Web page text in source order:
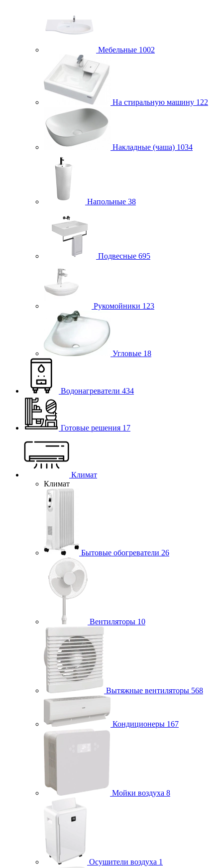
Мебельные 1002
На стиральную машину 122
Накладные (чаша) 1034
Напольные 38
Подвесные 695
Рукомойники 123
Угловые 18
Водонагреватели 434
Готовые решения 17
Климат
Климат
Бытовые обогреватели 26
Вентиляторы 10
Вытяжные вентиляторы 568
Кондиционеры 167
Мойки воздуха 8
Осушители воздуха 1